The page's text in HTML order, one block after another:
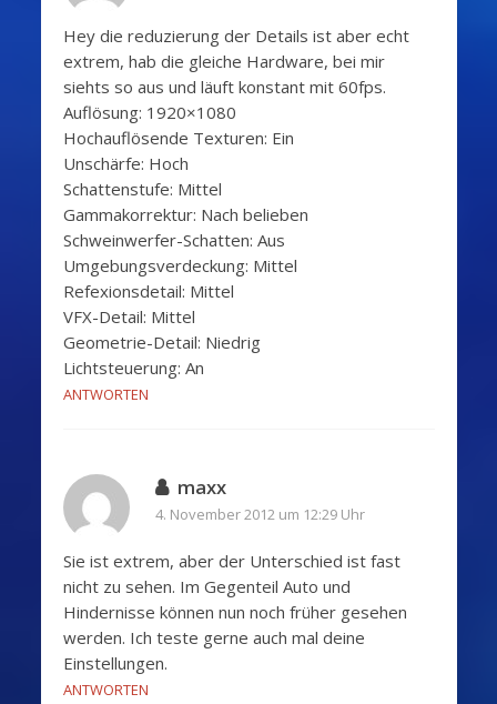
Hey die reduzierung der Details ist aber echt
extrem, hab die gleiche Hardware, bei mir
siehts so aus und läuft konstant mit 60fps.
Auflösung: 1920×1080
Hochauflösende Texturen: Ein
Unschärfe: Hoch
Schattenstufe: Mittel
Gammakorrektur: Nach belieben
Schweinwerfer-Schatten: Aus
Umgebungsverdeckung: Mittel
Refexionsdetail: Mittel
VFX-Detail: Mittel
Geometrie-Detail: Niedrig
Lichtsteuerung: An
ANTWORTEN
maxx
4. November 2012 um 12:29 Uhr
Sie ist extrem, aber der Unterschied ist fast
nicht zu sehen. Im Gegenteil Auto und
Hindernisse können nun noch früher gesehen
werden. Ich teste gerne auch mal deine
Einstellungen.
ANTWORTEN